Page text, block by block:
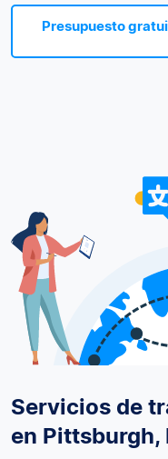
Presupuesto
Servicios de
en Pittsburgh,